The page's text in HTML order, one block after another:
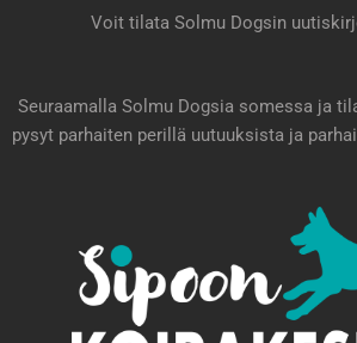
o
g
m
a
Voit tilata Solmu Dogsin
Seuraamalla Solmu Dogsia somessa ja
pysyt parhaiten perillä uutuuksista ja